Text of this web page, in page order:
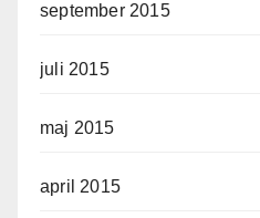
september 2015
juli 2015
maj 2015
april 2015